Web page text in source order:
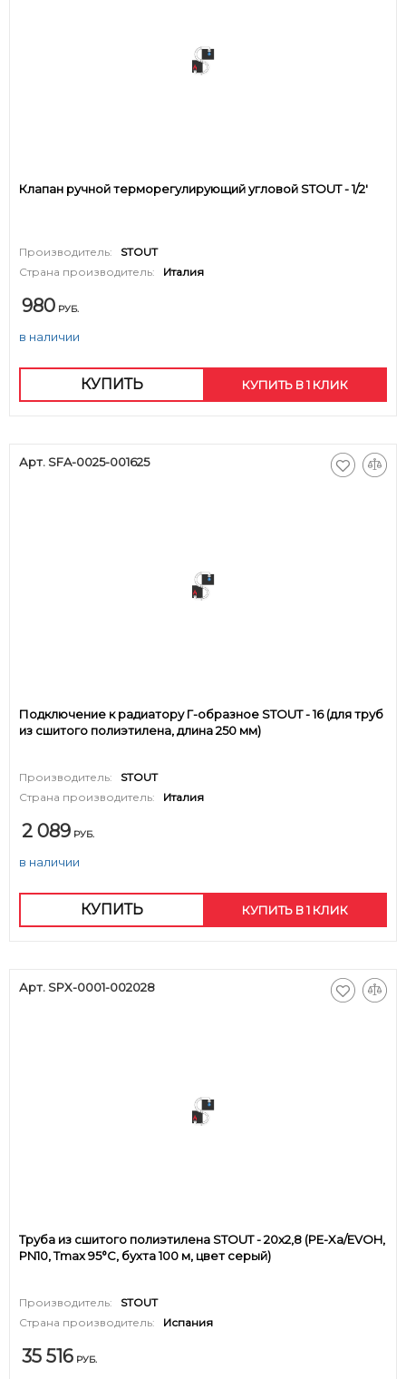
Клапан ручной терморегулирующий угловой STOUT - 1/2'
Производитель:
STOUT
Страна производитель:
Италия
980 РУБ.
в наличии
КУПИТЬ КУПИТЬ В 1 КЛИК
Арт. SFA-0025-001625
Подключение к радиатору Г-образное STOUT - 16 (для труб
из сшитого полиэтилена, длина 250 мм)
Производитель:
STOUT
Страна производитель:
Италия
2 089 РУБ.
в наличии
КУПИТЬ КУПИТЬ В 1 КЛИК
Арт. SPX-0001-002028
Труба из сшитого полиэтилена STOUT - 20x2,8 (PE-Xa/EVOH,
PN10, Tmax 95°C, бухта 100 м, цвет серый)
Производитель:
STOUT
Страна производитель:
Испания
35 516 РУБ.